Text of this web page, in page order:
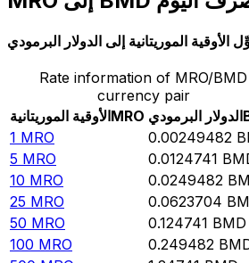
الأوقية الموريتانية إلى الدولار البرمودي
Rate information of MRO/BMD
currency pair
الأوقية الموريتانيةMRO الدولار البرمودي
1 MRO 0.00249482
5 MRO 0.0124741
10 MRO 0.0249482
25 MRO 0.0623704
50 MRO 0.124741 BMD
100 MRO 0.249482